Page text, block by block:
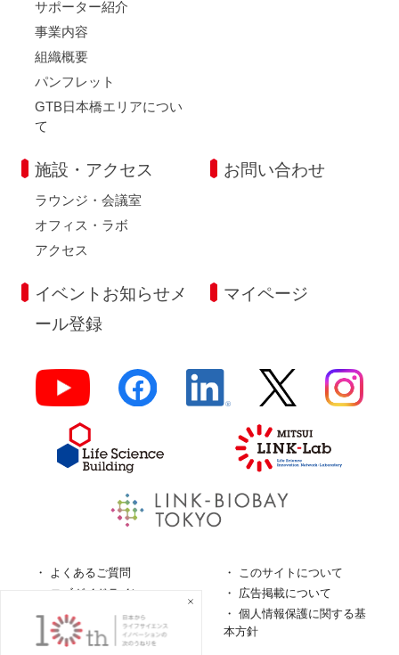
サポーター紹介
事業内容
組織概要
パンフレット
GTB日本橋エリアについ
て
施設・アクセス
ラウンジ・会議室
オフィス・ラボ
アクセス
お問い合わせ
イベントお知らせメ
ール登録
マイページ
よくあるご質問
このサイトについて
ロゴガイドライン
広告掲載について
特定商取引法に基づく表
個人情報保護に関する基
本方針